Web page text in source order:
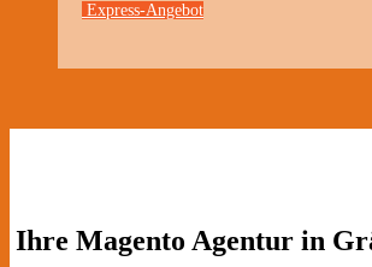
Express-Angebot
Ihre Magento Agentur in